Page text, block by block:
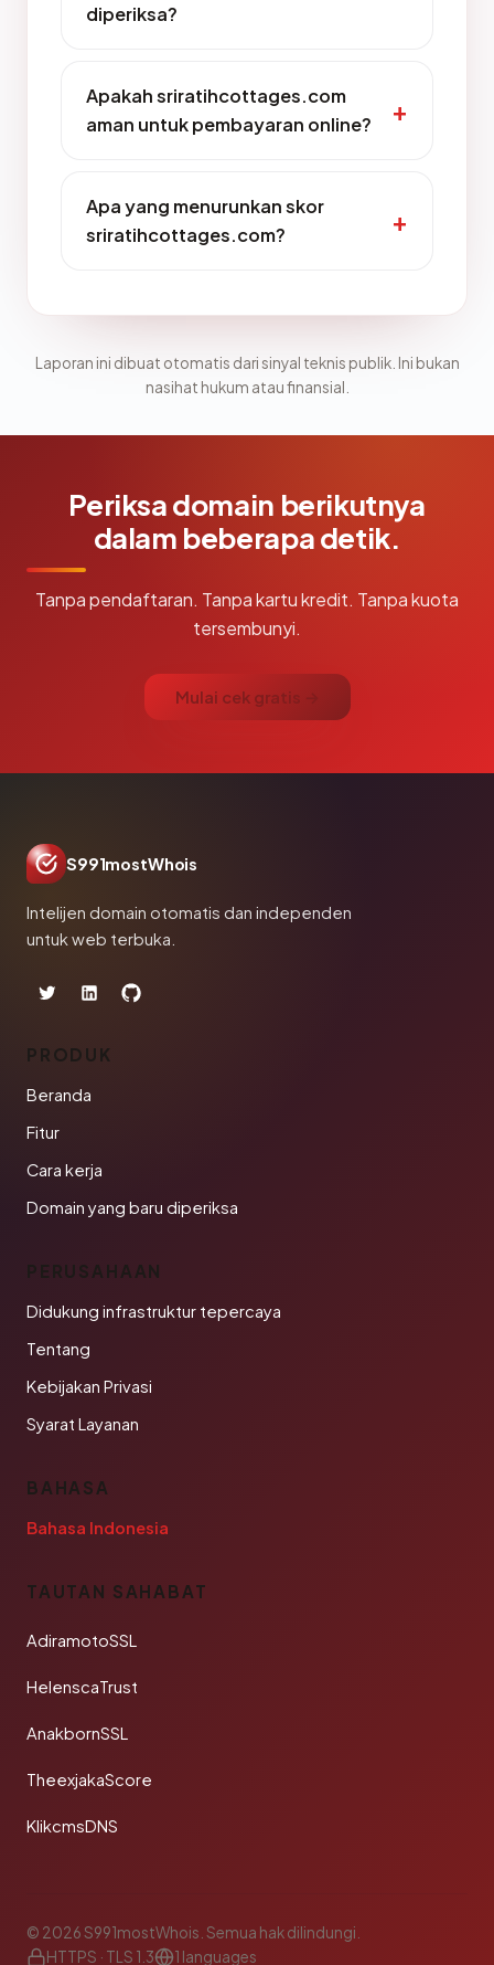
diperiksa?
Apakah sriratihcottages.com
aman untuk pembayaran online?
Apa yang menurunkan skor
sriratihcottages.com?
Laporan ini dibuat otomatis dari sinyal teknis publik. Ini bukan
nasihat hukum atau finansial.
Periksa domain berikutnya
dalam beberapa detik.
Tanpa pendaftaran. Tanpa kartu kredit. Tanpa kuota
tersembunyi.
Mulai cek gratis →
S991mostWhois
Intelijen domain otomatis dan independen
untuk web terbuka.
PRODUK
Beranda
Fitur
Cara kerja
Domain yang baru diperiksa
PERUSAHAAN
Didukung infrastruktur tepercaya
Tentang
Kebijakan Privasi
Syarat Layanan
BAHASA
Bahasa Indonesia
TAUTAN SAHABAT
AdiramotoSSL
HelenscaTrust
AnakbornSSL
TheexjakaScore
KlikcmsDNS
© 2026 S991mostWhois. Semua hak dilindungi.
HTTPS · TLS 1.3
1 languages